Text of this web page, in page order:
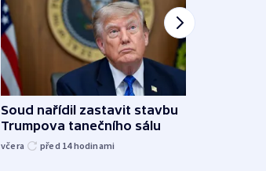
Soud nařídil zastavit stavbu
Trumpova tanečního sálu
včera před 14hodinami